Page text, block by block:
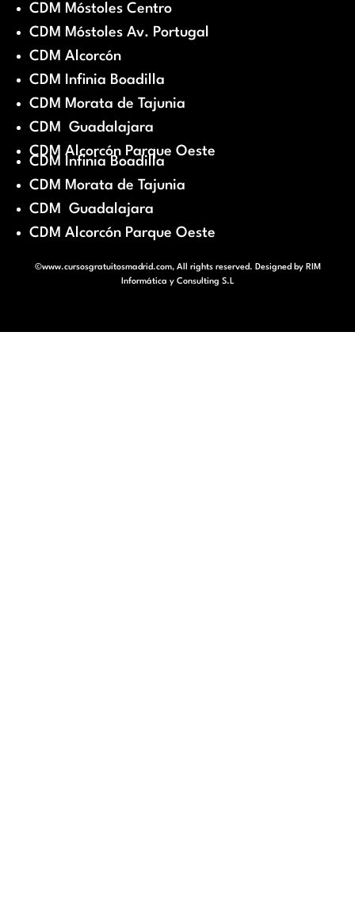
CDM Móstoles Centro
CDM Móstoles Av. Portugal
CDM Alcorcón
CDM Infinia Boadilla
CDM Morata de Tajunia
CDM Guadalajara
CDM Alcorcón Parque Oeste
CDM Infinia Boadilla
CDM Morata de Tajunia
CDM Guadalajara
CDM Alcorcón Parque Oeste
©www.cursosgratuitosmadrid.com, All rights reserved. Designed by RIM
Informática y Consulting S.L